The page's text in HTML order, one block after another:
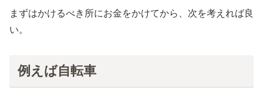
まずはかけるべき所にお金をかけてから、次を考えれば良
い。
例えば自転車